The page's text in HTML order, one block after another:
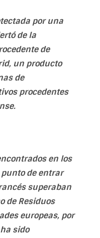
por una
de la
de
un producto
de
procedentes
en los
de entrar
superaban
de Residuos
europeas, por
sido